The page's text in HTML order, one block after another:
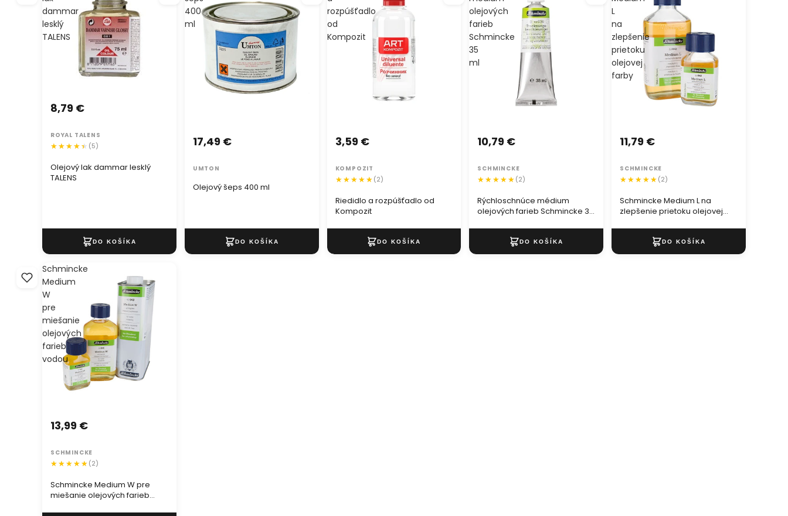
dammar
lesklý
TALENS
Olejový lak dammar lesklý
TALENS
8,79 €
ROYAL TALENS
(5)
400
ml
Olejový šeps 400 ml
17,49 €
UMTON
rozpúšťadlo
od
Kompozit
Riedidlo a rozpúšťadlo od
Kompozit
3,59 €
KOMPOZIT
(2)
olejových
farieb
Schmincke
35
ml
Rýchloschnúce médium
olejových farieb Schmincke 35
10,79 €
SCHMINCKE
(2)
L
na
zlepšenie
prietoku
olejovej
farby
Schmincke Medium L na
zlepšenie prietoku olejovej
11,79 €
SCHMINCKE
(2)
Schmincke
Medium
W
pre
miešanie
olejových
farieb
vodou
Schmincke Medium W pre
miešanie olejových farieb
13,99 €
SCHMINCKE
(2)